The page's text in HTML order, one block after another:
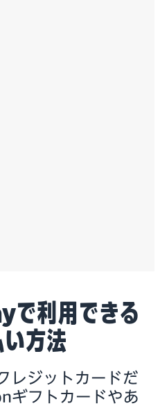
利用できる
方法
レジットカードだ
ギフトカードやあ